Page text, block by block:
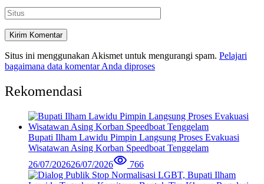
Situs ini menggunakan Akismet untuk mengurangi spam. Pelajari
bagaimana data komentar Anda diproses
Rekomendasi
Bupati Ilham Lawidu Pimpin Langsung Proses Evakuasi
Wisatawan Asing Korban Speedboat Tenggelam
26/07/202626/07/2026 766